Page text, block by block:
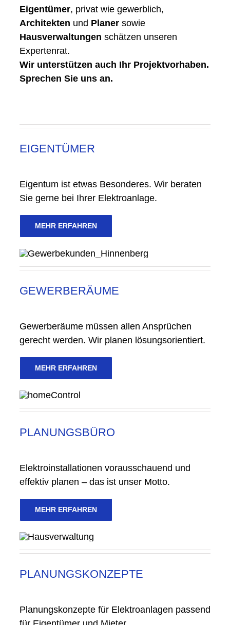
Eigentümer, privat wie gewerblich,
Architekten und Planer sowie
Hausverwaltungen schätzen unseren
Expertenrat.
Wir unterstützen auch Ihr Projektvorhaben.
Sprechen Sie uns an.
EIGENTÜMER
Eigentum ist etwas Besonderes. Wir beraten
Sie gerne bei Ihrer Elektroanlage.
MEHR ERFAHREN
GEWERBERÄUME
Gewerberäume müssen allen Ansprüchen
gerecht werden. Wir planen lösungsorientiert.
MEHR ERFAHREN
PLANUNGSBÜRO
Elektroinstallationen vorausschauend und
effektiv planen – das ist unser Motto.
MEHR ERFAHREN
PLANUNGSKONZEPTE
Planungskonzepte für Elektroanlagen passend